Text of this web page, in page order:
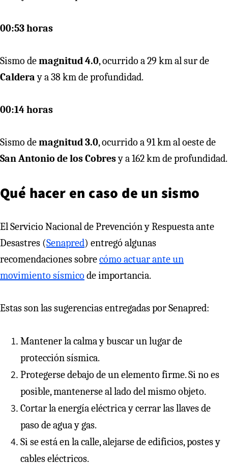
00:53 horas
Sismo demagnitud 4.0, ocurrido a 29 km al sur de
Calderay a 38 km de profundidad.
00:14 horas
Sismo demagnitud 3.0, ocurrido a 91 km al oeste de
San Antonio de los Cobresy a 162 km de profundidad.
Qué hacer en caso de un sismo
El Servicio Nacional de Prevención y Respuesta ante
Desastres (Senapred) entregó algunas
recomendaciones sobrecómo actuar ante un
movimiento sísmico de importancia.
Estas son las sugerencias entregadas por Senapred:
Mantener la calma y buscar un lugar de
protección sísmica.
Protegerse debajo de un elemento firme. Si no es
posible, mantenerse al lado del mismo objeto.
Cortar la energía eléctrica y cerrar las llaves de
paso de agua y gas.
Si se está en la calle, alejarse de edificios, postes y
cables eléctricos.